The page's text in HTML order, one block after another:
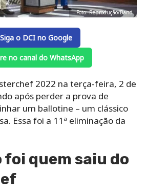
- Foto: Reprodução/Band
Siga o DCI no Google
no canal do WhatsApp
2022 na terça-feira, 2 de
após perder a prova de
um ballotine – um clássico
Essa foi a 11ª eliminação da
foi quem saiu do